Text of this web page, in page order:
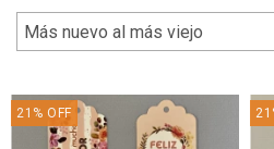
21 % OFF 21